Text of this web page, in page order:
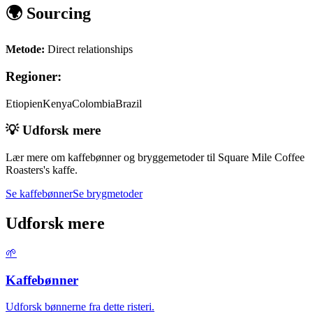
🌍 Sourcing
Metode: Direct relationships
Regioner:
EtiopienKenyaColombiaBrazil
💡 Udforsk mere
Lær mere om kaffebønner og bryggemetoder til Square Mile Coffee
Roasters's kaffe.
Se kaffebønnerSe brygmetoder
Udforsk mere
🌱
Kaffebønner
Udforsk bønnerne fra dette risteri.